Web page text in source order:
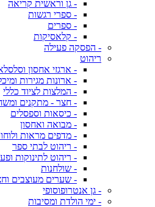
- גן וראשית קריאה
- ספרי רגשות
- ספרים
- קלאסיקות
- הפסקה פעילה
ריהוט
- ארגזי אחסון
- ארונות מגירות
- המלצות לציוד כללי
- חצר - מתקנים
- כיסאות וספסלים
- מבואה ואחסון
- מדפים מראות
- ריהוט לבתי ספר
- ריהוט לתינוקות
- שולחנות
- שערים מעוצבים
- גן אנטרופוסופי
- ימי הולדת ומסיבות